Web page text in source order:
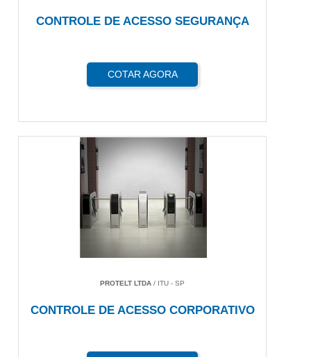
CONTROLE DE ACESSO SEGURANÇA
COTAR AGORA
PROTELT LTDA / ITU - SP
CONTROLE DE ACESSO CORPORATIVO